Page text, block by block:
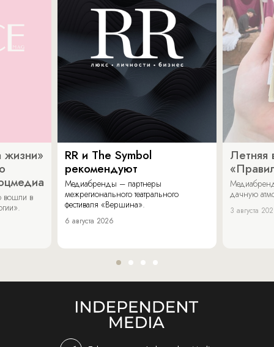
жизни»
вошли в
RR и The Symbol
рекомендуют
Медиабренды – партнеры
межрегионального театрального
фестиваля «Вершина».
6 августа 2026
Летняя
дачную
3 августа